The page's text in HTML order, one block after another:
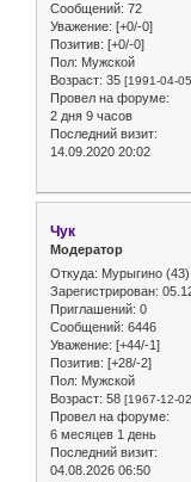
Сообщений: 72
Уважение: [+0/-0]
Позитив: [+0/-0]
Пол: Мужской
Возраст: 35 [1991-04-
Провел на форуме:
2 дня 9 часов
Последний визит:
14.09.2020 20:02
Чук
Модератор
Откуда: Мурыгино (43)
Зарегистрирован:
Приглашений: 0
Сообщений: 6446
Уважение: [+44/-1]
Позитив: [+28/-2]
Пол: Мужской
Возраст: 58 [1967-12-
Провел на форуме:
6 месяцев 1 день
Последний визит:
04.08.2026 06:50